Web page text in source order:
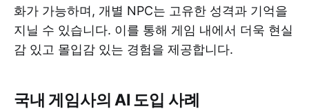
화가 가능하며, 개별 NPC는 고유한 성격과 기억을
지닐 수 있습니다. 이를 통해 게임 내에서 더욱 현실
감 있고 몰입감 있는 경험을 제공합니다.
국내 게임사의 AI 도입 사례